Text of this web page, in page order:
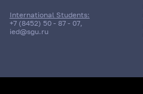
International Students:
+7 (8452) 50 - 87 - 07,
ied@sgu.ru